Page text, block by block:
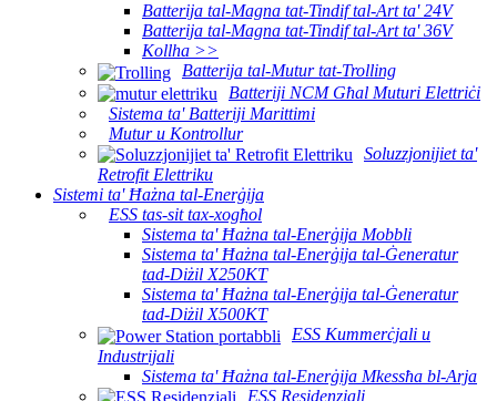
Batterija tal-Magna tat-Tindif tal-Art ta' 24V
Batterija tal-Magna tat-Tindif tal-Art ta' 36V
Kollha >>
Batterija tal-Mutur tat-Trolling
Batteriji NCM Għal Muturi Elettriċi
Sistema ta' Batteriji Marittimi
Mutur u Kontrollur
Soluzzjonijiet ta'
Retrofit Elettriku
Sistemi ta' Ħażna tal-Enerġija
ESS tas-sit tax-xogħol
Sistema ta' Ħażna tal-Enerġija Mobbli
Sistema ta' Ħażna tal-Enerġija tal-Ġeneratur
tad-Diżil X250KT
Sistema ta' Ħażna tal-Enerġija tal-Ġeneratur
tad-Diżil X500KT
ESS Kummerċjali u
Industrijali
Sistema ta' Ħażna tal-Enerġija Mkessħa bl-Arja
ESS Residenzjali